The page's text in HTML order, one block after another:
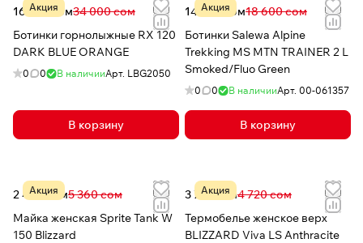
Акция
16 418 сом34 000 сом
Ботинки горнолыжные RX 120
DARK BLUE ORANGE
0 0 В наличииАрт. LBG2050
В корзину
Акция
14 879 сом18 600 сом
Ботинки Salewa Alpine
Trekking MS MTN TRAINER 2 L
Smoked/Fluo Green
0 0 В наличииАрт. 00-061357
В корзину
Акция
2 468 сом5 360 сом
Майка женская Sprite Tank W
150 Blizzard
Акция
3 776 сом4 720 сом
Термобелье женское верх
BLIZZARD Viva LS Anthracite